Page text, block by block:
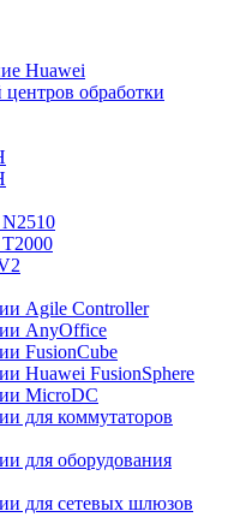
Huawei
обработки
Agile Controller
AnyOffice
FusionCube
Huawei FusionSphere
MicroDC
для коммутаторов
для оборудования
для сетевых шлюзов